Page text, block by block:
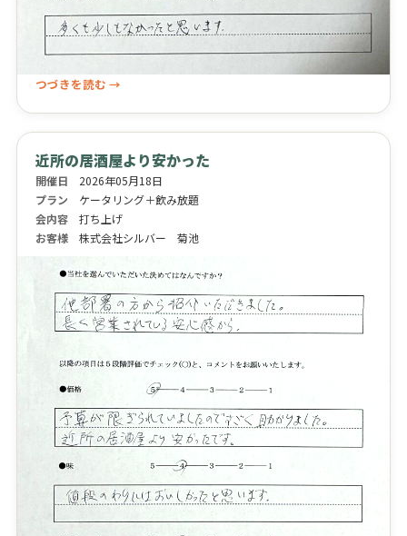
つづきを読む →
近所の居酒屋より安かった
開催日
2026年05月18日
プラン
ケータリング＋飲み放題
会内容
打ち上げ
お客様
株式会社シルバー 菊池